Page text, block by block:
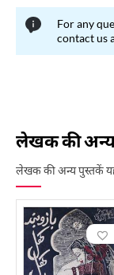
For any
contact us
लेखक की
लेखक की अन्य पुस्तकें